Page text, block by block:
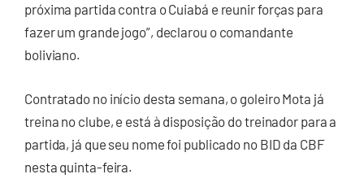
próxima partida contra o Cuiabá e reunir forças para
fazer um grande jogo”, declarou o comandante
boliviano.
Contratado no início desta semana, o goleiro Mota já
treina no clube, e está à disposição do treinador para a
partida, já que seu nome foi publicado no BID da CBF
nesta quinta-feira.